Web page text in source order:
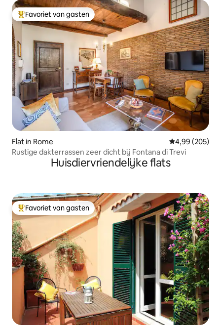
Topfavoriet van gasten
Favoriet van gasten
Flat in Rome Gemiddelde
4,99 (205)
Rustige dakterrassen zeer dicht bij Fontana di Trevi
Huisdiervriendelijke flats
Topfavoriet van gasten
Favoriet van gasten